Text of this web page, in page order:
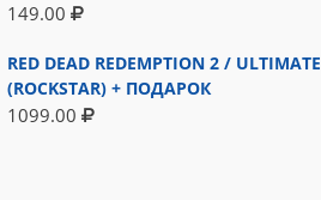
149.00
RED DEAD REDEMPTION 2 / ULTIMATE
(ROCKSTAR) + ПОДАРОК
1099.00